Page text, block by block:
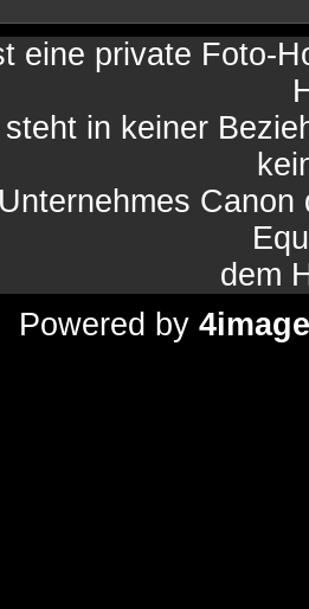
eine private Foto-
in keiner
dem
Powered by